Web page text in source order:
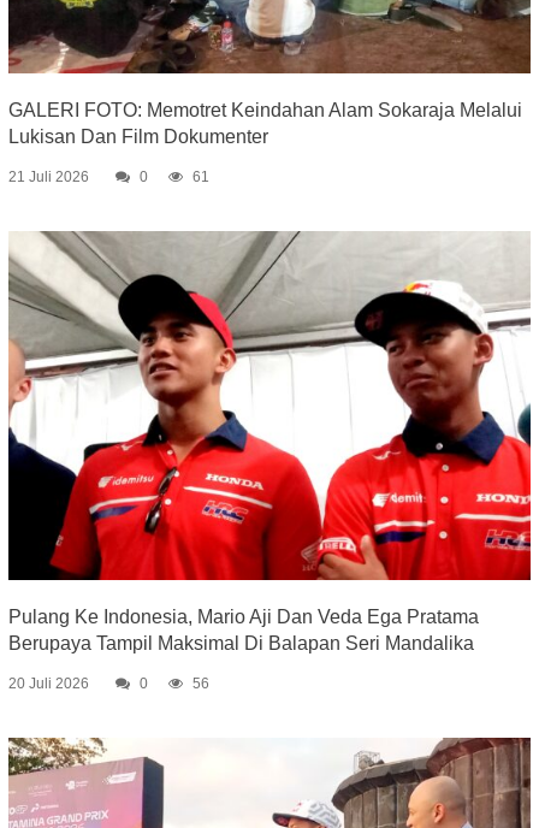
GALERI FOTO: Memotret Keindahan Alam Sokaraja Melalui
Lukisan Dan Film Dokumenter
21 Juli 2026 0 61
Pulang Ke Indonesia, Mario Aji Dan Veda Ega Pratama
Berupaya Tampil Maksimal Di Balapan Seri Mandalika
20 Juli 2026 0 56